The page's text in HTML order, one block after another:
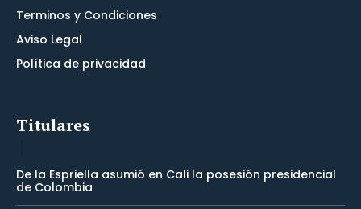
Terminos y Condiciones
Aviso Legal
Política de privacidad
Titulares
De la Espriella asumió en Cali la posesión presidencial
de Colombia